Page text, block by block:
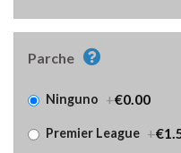
Parche
Ninguno +€0.00
Premier League +